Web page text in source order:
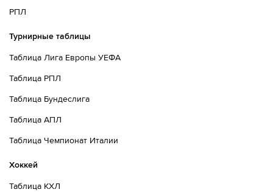
РПЛ
Турнирные таблицы
Таблица Лига Европы УЕФА
Таблица РПЛ
Таблица Бундеслига
Таблица АПЛ
Таблица Чемпионат Италии
Хоккей
Таблица КХЛ